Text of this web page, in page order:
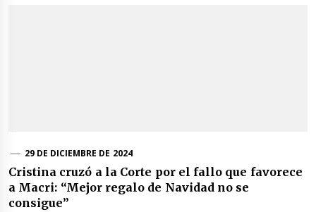
29 DE DICIEMBRE DE 2024
Cristina cruzó a la Corte por el fallo que favorece
a Macri: “Mejor regalo de Navidad no se
consigue”